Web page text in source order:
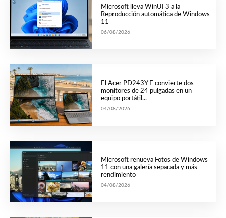
Microsoft lleva WinUI 3 a la
Reproducción automática de Windows
11
06/08/2026
El Acer PD243Y E convierte dos
monitores de 24 pulgadas en un
equipo portátil...
04/08/2026
Microsoft renueva Fotos de Windows
11 con una galería separada y más
rendimiento
04/08/2026